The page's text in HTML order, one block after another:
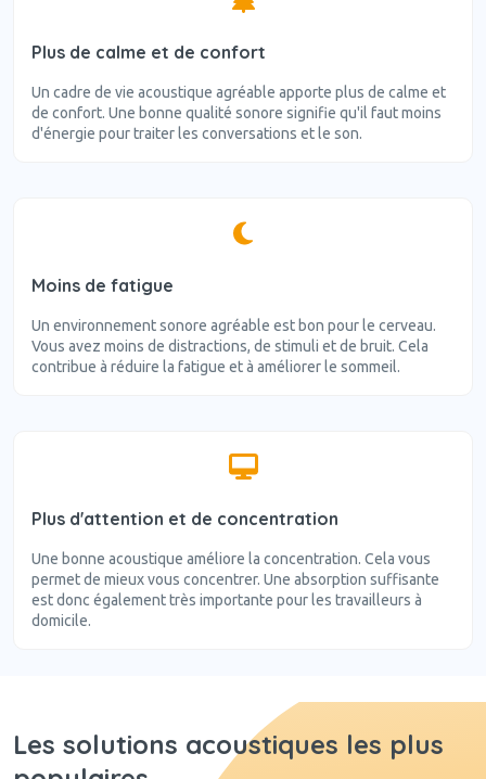
Plus de calme et de confort
Un cadre de vie acoustique agréable apporte plus de calme et
de confort. Une bonne qualité sonore signifie qu'il faut moins
d'énergie pour traiter les conversations et le son.
Moins de fatigue
Un environnement sonore agréable est bon pour le cerveau.
Vous avez moins de distractions, de stimuli et de bruit. Cela
contribue à réduire la fatigue et à améliorer le sommeil.
Plus d'attention et de concentration
Une bonne acoustique améliore la concentration. Cela vous
permet de mieux vous concentrer. Une absorption suffisante
est donc également très importante pour les travailleurs à
domicile.
Les solutions acoustiques les plus